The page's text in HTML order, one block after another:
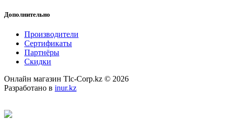
Дополнительно
Производители
Сертификаты
Партнёры
Скидки
Онлайн магазин Tlc-Corp.kz © 2026
Разработано в inur.kz